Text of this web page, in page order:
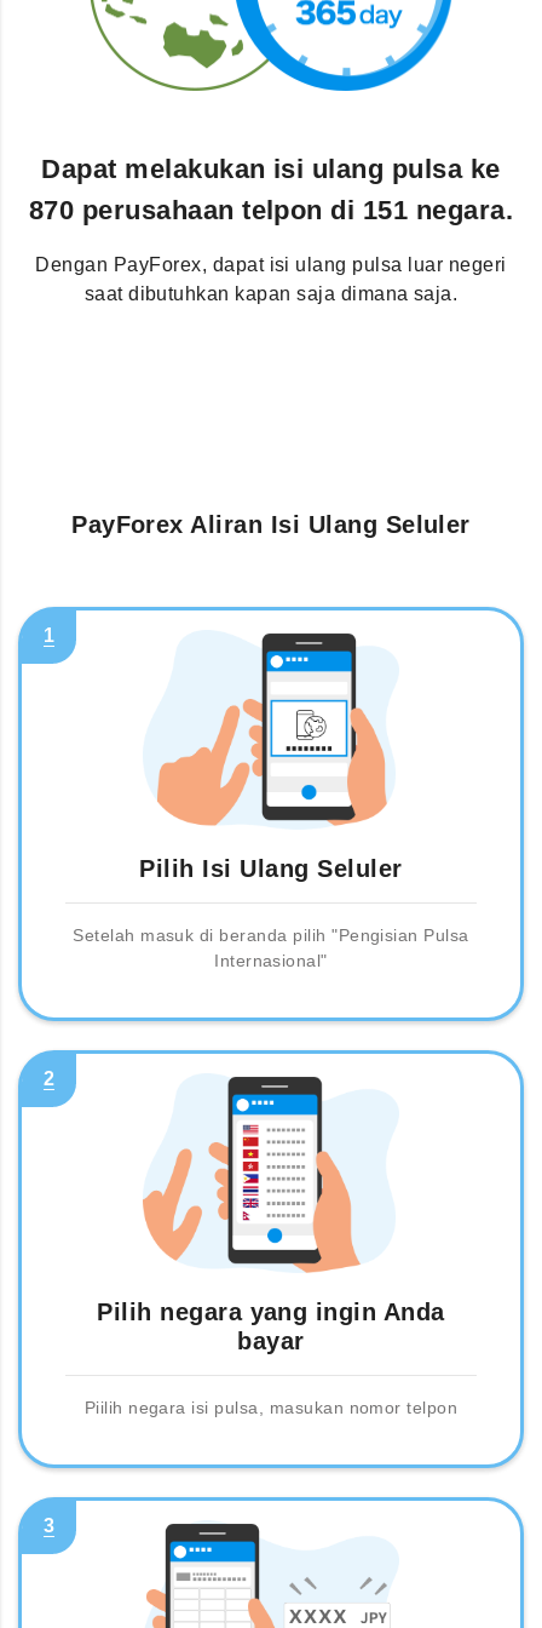
Dapat melakukan isi ulang pulsa ke
870 perusahaan telpon di 151 negara.
Dengan PayForex, dapat isi ulang pulsa luar negeri
saat dibutuhkan kapan saja dimana saja.
PayForex Aliran Isi Ulang Seluler
1
Pilih Isi Ulang Seluler
Setelah masuk di beranda pilih "Pengisian Pulsa
Internasional"
2
Pilih negara yang ingin Anda
bayar
Piilih negara isi pulsa, masukan nomor telpon
3